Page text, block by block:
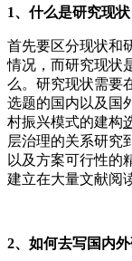
1、什么是研究现状
首先要区分现状和
情况，而研究现状
么。研究现状需要
选题的国内以及国
村振兴模式的建构
层治理的关系研究
以及方案可行性的
建立在大量文献阅
2、 如何去写国内